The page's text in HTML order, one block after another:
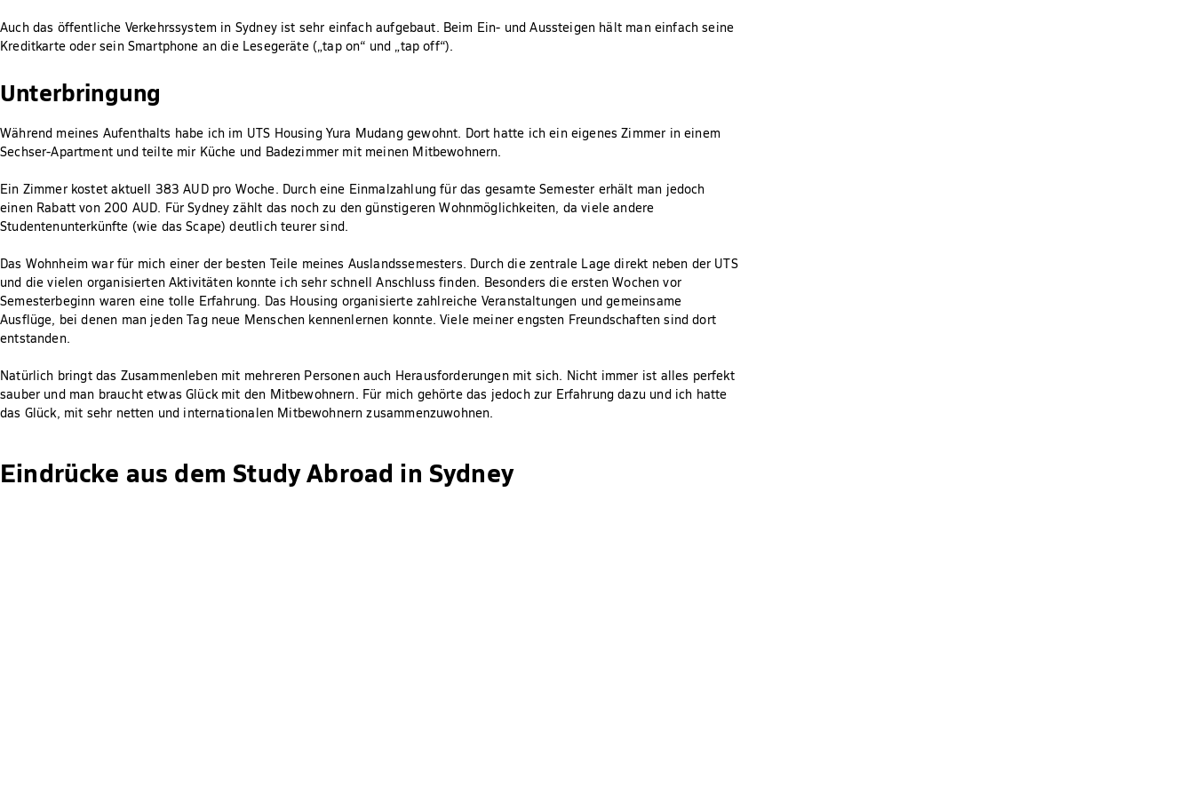
Auch das öffentliche Verkehrssystem in Sydney ist sehr einfach aufgebaut. Beim Ein- und Aussteigen hält man einfach seine
Kreditkarte oder sein Smartphone an die Lesegeräte („tap on“ und „tap off“).
Unterbringung
Während meines Aufenthalts habe ich im UTS Housing Yura Mudang gewohnt. Dort hatte ich ein eigenes Zimmer in einem
Sechser-Apartment und teilte mir Küche und Badezimmer mit meinen Mitbewohnern.
Ein Zimmer kostet aktuell 383 AUD pro Woche. Durch eine Einmalzahlung für das gesamte Semester erhält man jedoch
einen Rabatt von 200 AUD. Für Sydney zählt das noch zu den günstigeren Wohnmöglichkeiten, da viele andere
Studentenunterkünfte (wie das Scape) deutlich teurer sind.
Das Wohnheim war für mich einer der besten Teile meines Auslandssemesters. Durch die zentrale Lage direkt neben der UTS
und die vielen organisierten Aktivitäten konnte ich sehr schnell Anschluss finden. Besonders die ersten Wochen vor
Semesterbeginn waren eine tolle Erfahrung. Das Housing organisierte zahlreiche Veranstaltungen und gemeinsame
Ausflüge, bei denen man jeden Tag neue Menschen kennenlernen konnte. Viele meiner engsten Freundschaften sind dort
entstanden.
Natürlich bringt das Zusammenleben mit mehreren Personen auch Herausforderungen mit sich. Nicht immer ist alles perfekt
sauber und man braucht etwas Glück mit den Mitbewohnern. Für mich gehörte das jedoch zur Erfahrung dazu und ich hatte
das Glück, mit sehr netten und internationalen Mitbewohnern zusammenzuwohnen.
Eindrücke aus dem Study Abroad in Sydney